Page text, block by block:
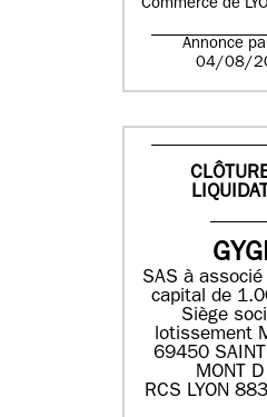
Commerce de
Annonce
04/08/
SAS à
capital de
Siège
lotissement
69450 SAINT
MONT D
RCS LYON